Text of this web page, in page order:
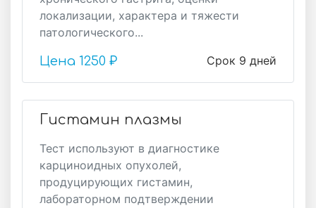
локализации, характера и тяжести
патологического...
Срок 9 дней
Цена 1250 ₽
Гистамин плазмы
Тест используют в диагностике
карциноидных опухолей,
продуцирующих гистамин,
лабораторном подтверждении